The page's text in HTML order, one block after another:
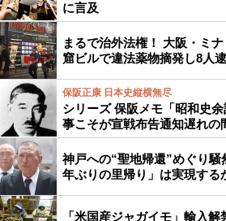
に言及
まるで治外法権！ 大阪・ミ
窟ビルで違法薬物摘発し8人
保阪正康 日本史縦横無尽
シリーズ 保阪メモ「昭和史
事こそが宣戦布告通知遅れの
神戸への“聖地帰還”めぐり
年ぶりの里帰り」は実現する
「米国産ジャガイモ」輸入